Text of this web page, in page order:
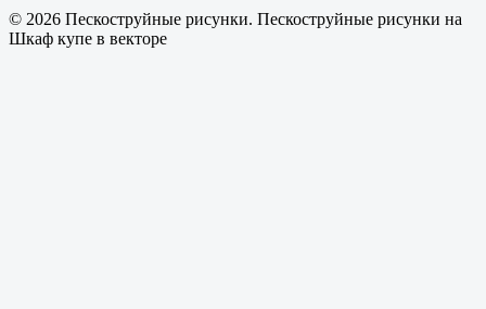
© 2026 Пескоструйные рисунки. Пескоструйные рисунки на
Шкаф купе в векторе